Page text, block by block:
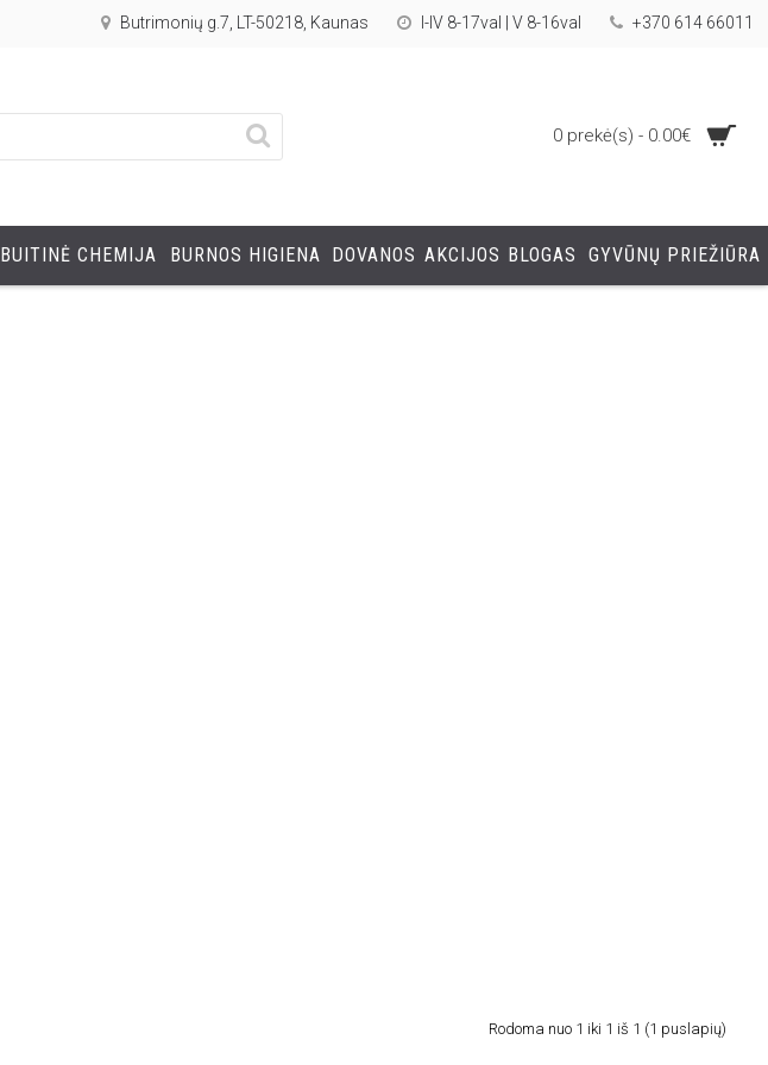
Butrimonių g.7, LT-50218, Kaunas I-IV 8-17val | V 8-16val +370 614 66011
0 prekė(s) - 0.00€
BUITINĖ CHEMIJA BURNOS HIGIENA DOVANOS AKCIJOS BLOGAS GYVŪNŲ PRIEŽIŪRA
Rodoma nuo 1 iki 1 iš 1 (1 puslapių)